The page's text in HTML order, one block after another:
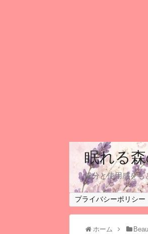
眠れる
成分と使用感をも
プライバシーポリシー
ホーム